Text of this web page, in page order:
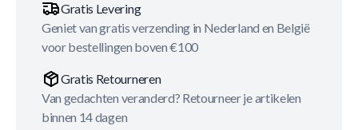
Gratis Levering
Geniet van gratis verzending in Nederland en België
voor bestellingen boven €100
Gratis Retourneren
Van gedachten veranderd? Retourneer je artikelen
binnen 14 dagen